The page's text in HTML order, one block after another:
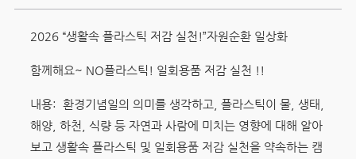
2026 “생활속 플라스틱 저감 실천!”자원순환 일상화
함께해요~ NO플라스틱! 일회용품 저감 실천 !!
내용: 환경기념일의 의미를 생각하고, 플라스틱이 물, 생태,
해양, 하천, 식량 등 자연과 사람에 미치는 영향에 대해 알아
보고 생활속 플라스틱 및 일회용품 저감 실천을 약속하는 캠